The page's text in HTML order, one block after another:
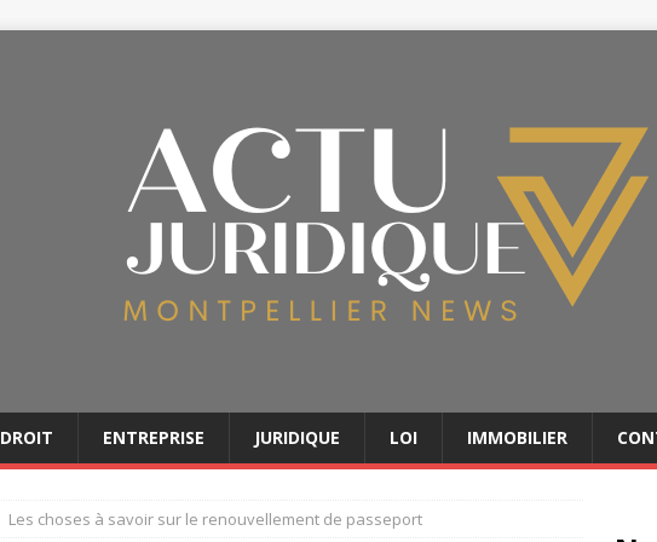
DROIT ENTREPRISE JURIDIQUE LOI IMMOBILIER
Les choses à savoir sur le renouvellement de passeport